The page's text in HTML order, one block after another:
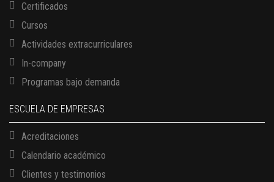
Certificados
Cursos
Actividades extracurriculares
In-company
Programas bajo demanda
ESCUELA DE EMPRESAS
Acreditaciones
Calendario académico
Clientes y testimonios